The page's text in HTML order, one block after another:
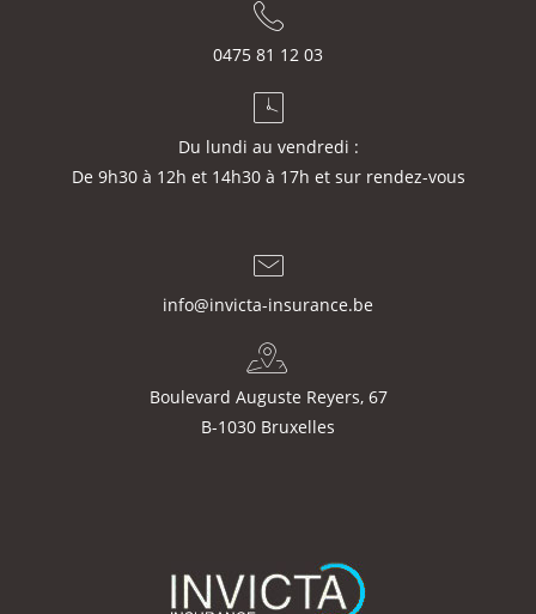
0475 81 12 03
Du lundi au vendredi :
De 9h30 à 12h et 14h30 à 17h et sur rendez-vous
info@invicta-insurance.be
Boulevard Auguste Reyers, 67
B-1030 Bruxelles